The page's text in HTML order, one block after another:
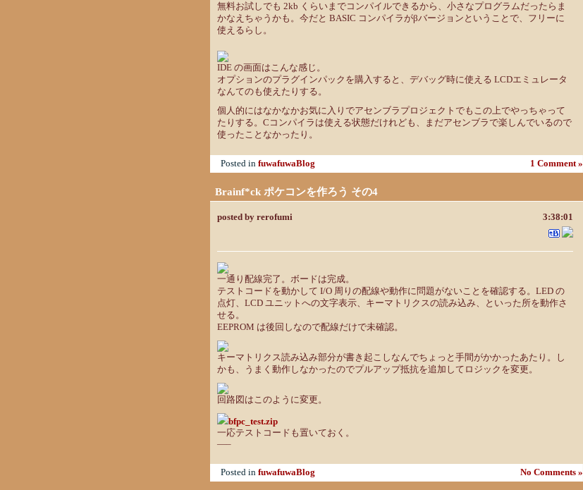
無料お試しでも 2kb くらいまでコンパイルできるから、小さなプログラムだったらま
かなえちゃうかも。今だと BASIC コンパイラがβバージョンということで、フリーに
使えるらし。
IDE の画面はこんな感じ。
オプションのプラグインパックを購入すると、デバッグ時に使える LCDエミュレータ
なんてのも使えたりする。
個人的にはなかなかお気に入りでアセンブラプロジェクトでもこの上でやっちゃって
たりする。Cコンパイラは使える状態だけれども、まだアセンブラで楽しんでいるので
使ったことなかったり。
Posted in fuwafuwaBlog 1 Comment »
Brainf*ck ポケコンを作ろう その4
posted by rerofumi 3:38:01
一通り配線完了。ボードは完成。
テストコードを動かして I/O 周りの配線や動作に問題がないことを確認する。LED の
点灯、LCD ユニットへの文字表示、キーマトリクスの読み込み、といった所を動作さ
せる。
EEPROM は後回しなので配線だけで未確認。
キーマトリクス読み込み部分が書き起こしなんでちょっと手間がかかったあたり。し
かも、うまく動作しなかったのでプルアップ抵抗を追加してロジックを変更。
回路図はこのように変更。
bfpc_test.zip
一応テストコードも置いておく。
—–
Posted in fuwafuwaBlog No Comments »